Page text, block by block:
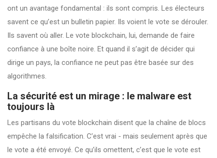
ont un avantage fondamental : ils sont compris. Les électeurs
savent ce qu’est un bulletin papier. Ils voient le vote se dérouler.
Ils savent où aller. Le vote blockchain, lui, demande de faire
confiance à une boîte noire. Et quand il s’agit de décider qui
dirige un pays, la confiance ne peut pas être basée sur des
algorithmes.
La sécurité est un mirage : le malware est
toujours là
Les partisans du vote blockchain disent que la chaîne de blocs
empêche la falsification. C’est vrai - mais seulement après que
le vote a été envoyé. Ce qu’ils omettent, c’est que le vote est